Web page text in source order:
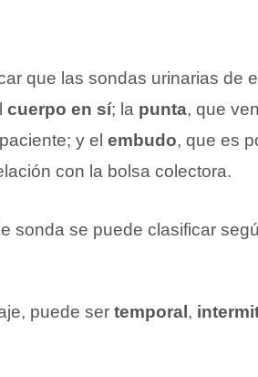
que las sondas urinarias de
cuerpo en sí; la punta, que
y el embudo, que es
con la bolsa colectora.
sonda se puede clasificar
puede ser temporal ,